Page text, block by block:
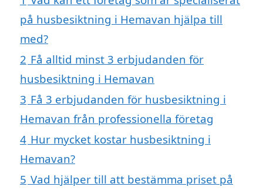
på husbesiktning i Hemavan hjälpa till
med?
2 Få alltid minst 3 erbjudanden för
husbesiktning i Hemavan
3 Få 3 erbjudanden för husbesiktning i
Hemavan från professionella företag
4 Hur mycket kostar husbesiktning i
Hemavan?
5 Vad hjälper till att bestämma priset på